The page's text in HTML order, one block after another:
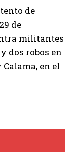
de
de
militantes
dos robos en
en el